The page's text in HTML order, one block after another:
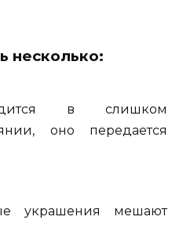
несколько:
в слишком
оно передается
украшения мешают